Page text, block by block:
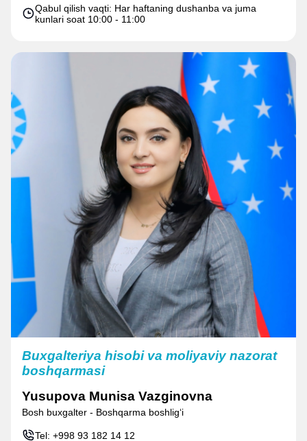
Qabul qilish vaqti: Har haftaning dushanba va juma
kunlari soat 10:00 - 11:00
Buxgalteriya hisobi va moliyaviy nazorat
boshqarmasi
Yusupova Munisa Vazginovna
Bosh buxgalter - Boshqarma boshlig‘i
Tel:+998 93 182 14 12